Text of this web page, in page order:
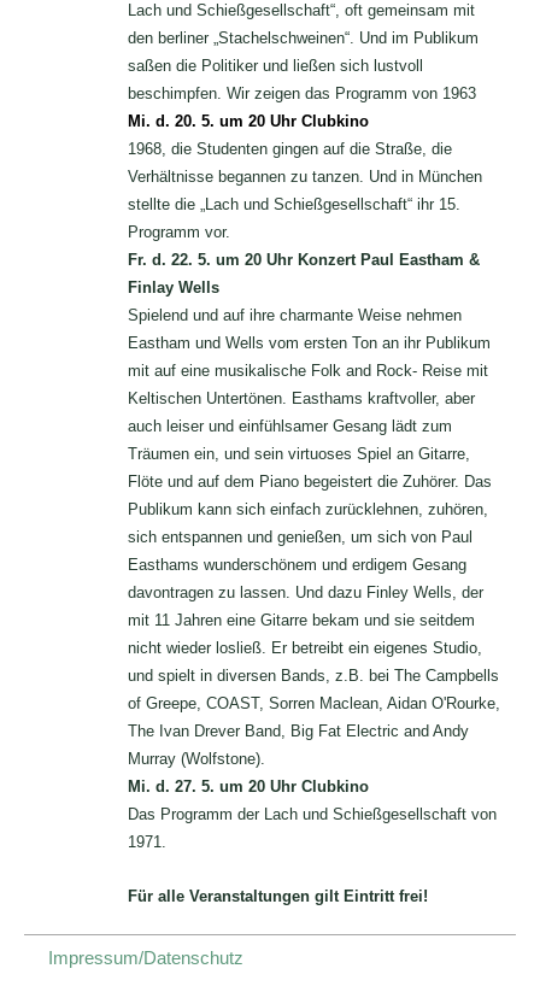
Lach und Schießgesellschaft“, oft gemeinsam mit
den berliner „Stachelschweinen“. Und im Publikum
saßen die Politiker und ließen sich lustvoll
beschimpfen. Wir zeigen das Programm von 1963
Mi. d. 20. 5. um 20 Uhr Clubkino
1968, die Studenten gingen auf die Straße, die
Verhältnisse begannen zu tanzen. Und in München
stellte die „Lach und Schießgesellschaft“ ihr 15.
Programm vor.
Fr. d. 22. 5. um 20 Uhr Konzert Paul Eastham &
Finlay Wells
Spielend und auf ihre charmante Weise nehmen
Eastham und Wells vom ersten Ton an ihr Publikum
mit auf eine musikalische Folk and Rock- Reise mit
Keltischen Untertönen. Easthams kraftvoller, aber
auch leiser und einfühlsamer Gesang lädt zum
Träumen ein, und sein virtuoses Spiel an Gitarre,
Flöte und auf dem Piano begeistert die Zuhörer. Das
Publikum kann sich einfach zurücklehnen, zuhören,
sich entspannen und genießen, um sich von Paul
Easthams wunderschönem und erdigem Gesang
davontragen zu lassen. Und dazu Finley Wells, der
mit 11 Jahren eine Gitarre bekam und sie seitdem
nicht wieder losließ. Er betreibt ein eigenes Studio,
und spielt in diversen Bands, z.B. bei The Campbells
of Greepe, COAST, Sorren Maclean, Aidan O'Rourke,
The Ivan Drever Band, Big Fat Electric and Andy
Murray (Wolfstone).
Mi. d. 27. 5. um 20 Uhr Clubkino
Das Programm der Lach und Schießgesellschaft von
1971.
Für alle Veranstaltungen gilt Eintritt frei!
Impressum/Datenschutz